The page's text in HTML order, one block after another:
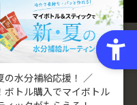
ご利用規約会員規約
クト
の水分補給応援！ ／
ボトル購入でマイボトル